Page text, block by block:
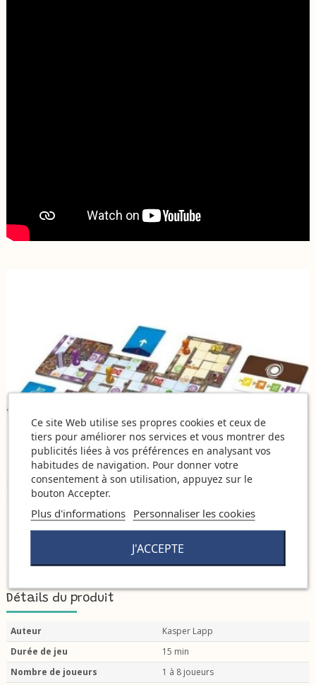
Détails du produit
Auteur
Kasper Lapp
Durée de jeu
15 min
Nombre de joueurs
1 à 8 joueurs
Ce site Web utilise ses propres cookies et ceux de
tiers pour améliorer nos services et vous montrer des
publicités liées à vos préférences en analysant vos
habitudes de navigation. Pour donner votre
consentement à son utilisation, appuyez sur le
bouton Accepter.
Plus d'informations Personnaliser les cookies
J'ACCEPTE